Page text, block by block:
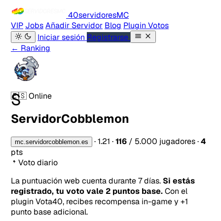
40servidoresMC
VIP JobsAñadir Servidor Blog Plugin Votos
Iniciar sesión Registrarse
← Ranking
S
🇪🇸Online
ServidorCobblemon
mc.servidorcobblemon.es ·1.21 ·116 / 5.000 jugadores·4
pts
Voto diario
La puntuación web cuenta durante 7 días. Si estás
registrado, tu voto vale 2 puntos base.Con el
plugin Vota40, recibes recompensa in-game y +1
punto base adicional.